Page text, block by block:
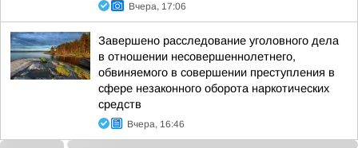
Вчера, 17:06
Завершено расследование уголовного дела
в отношении несовершеннолетнего,
обвиняемого в совершении преступления в
сфере незаконного оборота наркотических
средств
Вчера, 16:46